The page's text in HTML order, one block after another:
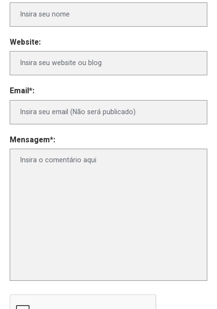
Website:
Email*:
Mensagem*: